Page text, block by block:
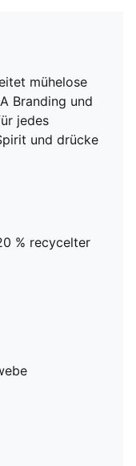
mühelose
Branding und
jedes
und drücke
% recycelter